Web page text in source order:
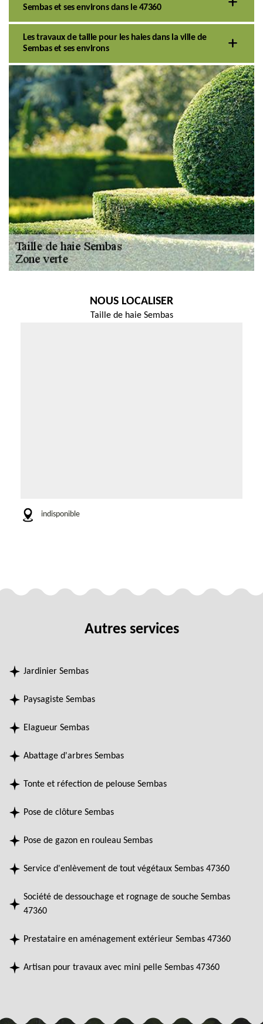
Sembas et ses environs dans le 47360
Les travaux de taille pour les haies dans la ville de
Sembas et ses environs
NOUS LOCALISER
Taille de haie Sembas
indisponible
Autres services
Jardinier Sembas
Paysagiste Sembas
Elagueur Sembas
Abattage d'arbres Sembas
Tonte et réfection de pelouse Sembas
Pose de clôture Sembas
Pose de gazon en rouleau Sembas
Service d'enlèvement de tout végétaux Sembas 47360
Société de dessouchage et rognage de souche Sembas
47360
Prestataire en aménagement extérieur Sembas 47360
Artisan pour travaux avec mini pelle Sembas 47360